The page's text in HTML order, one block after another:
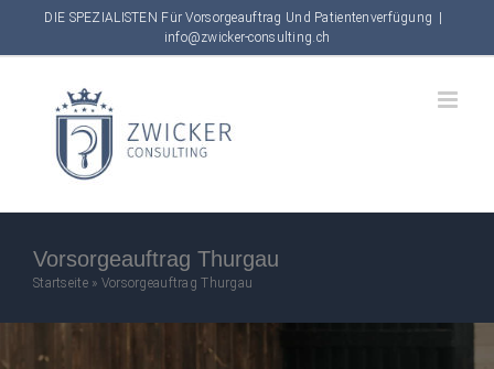
to
content
DIE SPEZIALISTEN Für Vorsorgeauftrag Und Patientenverfügung
info@zwicker-consulting.ch
Vorsorgeauftrag Thurgau
Startseite» Vorsorgeauftrag Thurgau